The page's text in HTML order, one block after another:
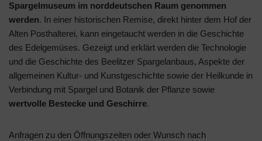
Spargelmuseum im norddeutschen Raum genommen
werden. In einer historischen Remise, direkt hinter dem Hof der
Alten Posthalterei, kann eingetaucht werden in die Geschichte
des Edelgemüses. Gezeigt und erklärt werden die Technologie
und die Geschichte des Beelitzer Spargelanbaus, Aspekte der
allgemeinen Kultur- und Kunstgeschichte sowie der Heilkunde in
Verbindung mit Spargel und Botanik der Pflanze sowie
wertvolle Bestecke und Geschirre.
Anfragen zu den Öffnungszeiten oder Wunsch nach